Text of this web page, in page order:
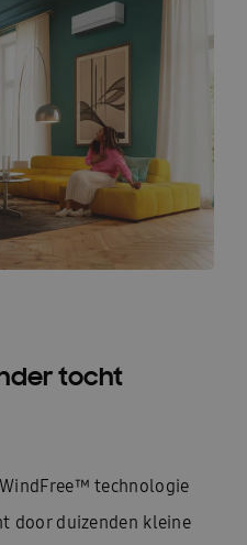
tocht
technologie
door duizenden kleine